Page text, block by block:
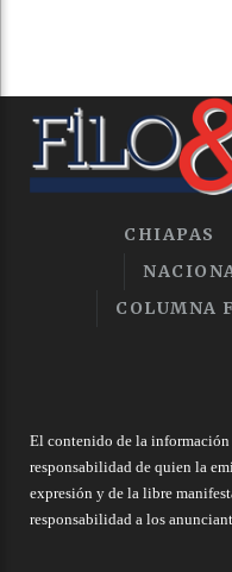
CHIAPAS
COLUMNA
El contenido de la
responsabilidad de quien la
expresión y de la libre
responsabilidad a los